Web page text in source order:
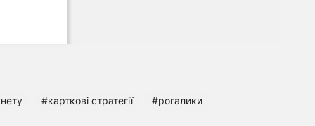
#карткові стратегії #рогалики